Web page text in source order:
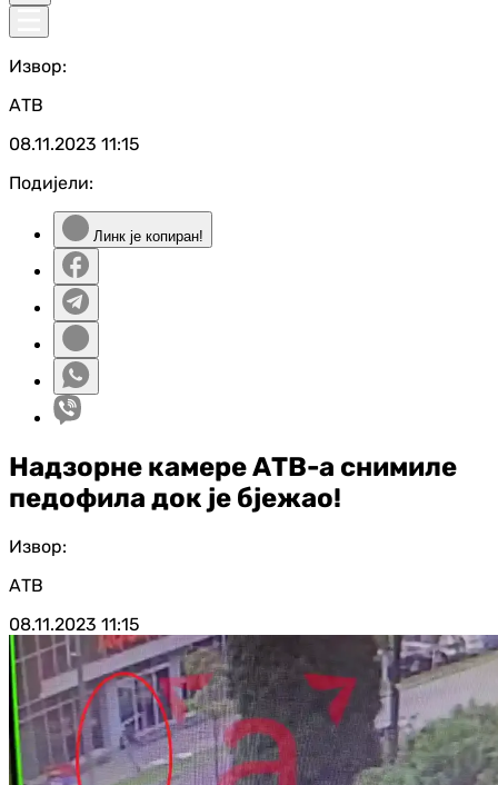
Извор:
АТВ
08.11.2023 11:15
Подијели:
Линк је копиран!
Надзорне камере АТВ-а снимиле
педофила док је бјежао!
Извор:
АТВ
08.11.2023 11:15